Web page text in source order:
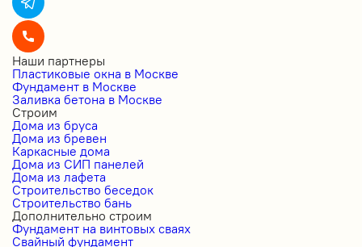
Наши партнеры
Пластиковые окна в Москве
Фундамент в Москве
Заливка бетона в Москве
Строим
Дома из бруса
Дома из бревен
Каркасные дома
Дома из СИП панелей
Дома из лафета
Строительство беседок
Строительство бань
Дополнительно строим
Фундамент на винтовых сваях
Свайный фундамент